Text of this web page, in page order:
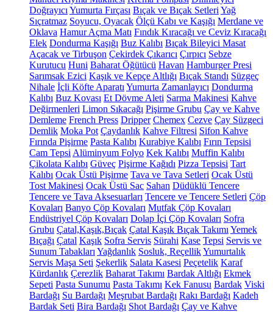
Doğrayıcı Yumurta Fırçası Bıçak ve Bıçak Setleri Yağ
Sıçratmaz Soyucu, Oyacak Ölçü Kabı ve Kaşığı Merdane ve
Oklava Hamur Açma Matı Fındık Kıracağı ve Ceviz Kıracağı
Elek Dondurma Kaşığı Buz Kalıbı Bıçak Bileyici Masat
Açacak ve Tirbuşon Çekirdek Çıkarıcı Çırpıcı Sebze
Kurutucu Huni Baharat Öğütücü Havan Hamburger Presi
Sarımsak Ezici Kaşık ve Kepçe Altlığı Bıçak Standı Süzgeç
Nihale İçli Köfte Aparatı Yumurta Zamanlayıcı Dondurma
Kalıbı Buz Kovası Et Dövme Aleti Sarma Makinesi Kahve
Değirmenleri Limon Sıkacağı Pişirme Grubu Çay ve Kahve
Demleme French Press Dripper Chemex Cezve Çay Süzgeci
Demlik Moka Pot Çaydanlık Kahve Filtresi Sifon Kahve
Fırında Pişirme Pasta Kalıbı Kurabiye Kalıbı Fırın Tepsisi
Cam Tepsi Alüminyum Folyo Kek Kalıbı Muffin Kalıbı
Çikolata Kalıbı Güveç Pişirme Kağıdı Pizza Tepsisi Tart
Kalıbı Ocak Üstü Pişirme Tava ve Tava Setleri Ocak Üstü
Tost Makinesi Ocak Üstü Sac Sahan Düdüklü Tencere
Tencere ve Tava Aksesuarları Tencere ve Tencere Setleri Çöp
Kovaları Banyo Çöp Kovaları Mutfak Çöp Kovaları
Endüstriyel Çöp Kovaları Dolap İçi Çöp Kovaları Sofra
Grubu Çatal,Kaşık,Bıçak Çatal Kaşık Bıçak Takımı Yemek
Bıçağı Çatal Kaşık Sofra Servis Sürahi Kase Tepsi Servis ve
Sunum Tabakları Yağdanlık Sosluk, ReçellikYumurtalık
Servis Maşa Seti Şekerlik Salata Kasesi Peçetelik Karaf
Kürdanlık Çerezlik Baharat Takımı Bardak Altlığı Ekmek
Sepeti Pasta Sunumu Pasta Takımı Kek Fanusu Bardak Viski
Bardağı Su Bardağı Meşrubat Bardağı Rakı Bardağı Kadeh
Bardak Seti Bira Bardağı Shot Bardağı Çay ve Kahve